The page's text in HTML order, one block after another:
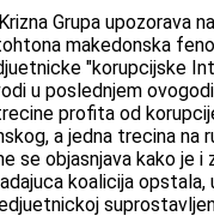
Grupa upozorava
makedonska
"korupcijske
u poslednjem
profita od
a jedna trecina na
se objasnjava kako je i
koalicija opstala,